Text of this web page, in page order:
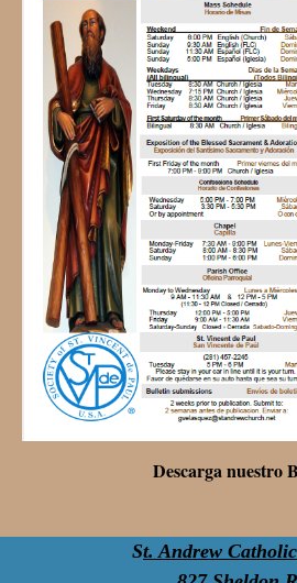
Descarga nuestro
St. Andrew